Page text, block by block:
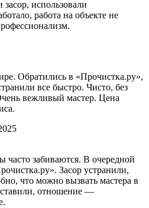
использовали
работа на объекте не
Обратились в «Прочистка.ру»,
все быстро. Чисто, без
вежливый мастер. Цена
часто забиваются. В очередной
Засор устранили,
что можно вызвать мастера в
отношение —